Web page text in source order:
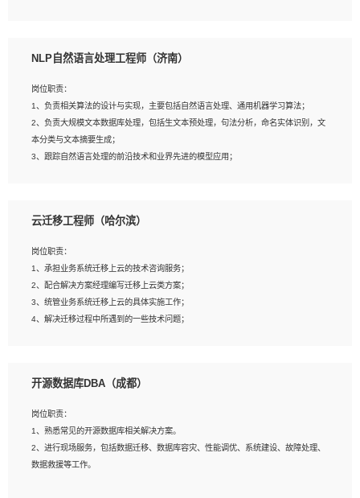
验的更佳；
3、熟悉数据库开发，熟悉Mysql、Oracle、MongoDb数据库应用开发其中一种；
4、熟悉Python Wed框架（Django/Flask...）代码能力优秀，熟悉编码规范和具备
良好的文档编写能力）；
5、沟通表达能力强，具备团队协作能力。
NLP自然语言处理工程师（济南）
岗位职责：
1、负责相关算法的设计与实现，主要包括自然语言处理、通用机器学习算法；
2、负责大规模文本数据库处理，包括生文本预处理，句法分析，命名实体识别，文
本分类与文本摘要生成；
3、跟踪自然语言处理的前沿技术和业界先进的模型应用；
岗位要求：
2、熟悉tensorflow，keras，pytorch等常规深度学习框架，快速根据客户需求实现
有效的模型；
3、熟悉掌握至少一种编程语言，如：Python，Java；
4、 熟悉NLP相关算法与实现；
5、至少有一次及以上问答系统的项目实践，熟悉问答系统全流程开发者优先；
云迁移工程师（哈尔滨）
岗位职责：
1、承担业务系统迁移上云的技术咨询服务；
2、配合解决方案经理编写迁移上云类方案；
3、统管业务系统迁移上云的具体实施工作；
4、解决迁移过程中所遇到的一些技术问题；
1、专科及以上学历，三年以上工作经验，计算机等相关专业；
3、熟悉常见操作系统、存储、网络、 IO 等相关原理；
4、具有迁移工具实操经验，具备P2V、V2V迁移能力；
5、熟练华为、VMware虚拟化、云计算及云存储技术；
6、熟悉主流数据库、应用服务器、中间件部署架构和运维方法；
开源数据库DBA（成都）
岗位职责：
1、熟悉常见的开源数据库相关解决方案。
2、进行现场服务，包括数据迁移、数据库容灾、性能调优、系统建设、故障处理、
数据救援等工作。